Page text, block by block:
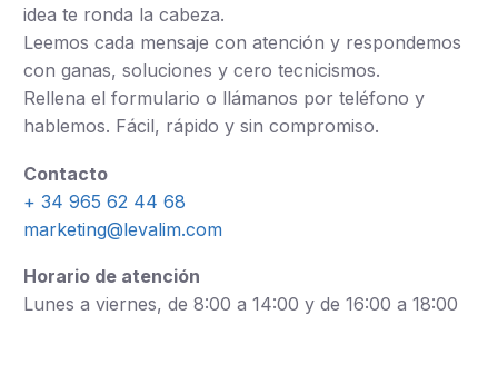
idea te ronda la cabeza.
Leemos cada mensaje con atención y respondemos
con ganas, soluciones y cero tecnicismos.
Rellena el formulario o llámanos por teléfono y
hablemos. Fácil, rápido y sin compromiso.
Contacto
+ 34 965 62 44 68
marketing@levalim.com
Horario de atención
Lunes a viernes, de 8:00 a 14:00 y de 16:00 a 18:00